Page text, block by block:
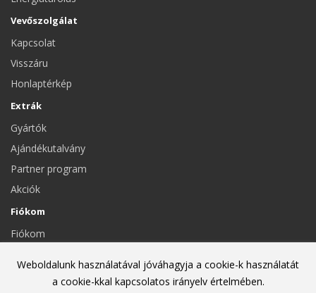
Weboldalunk használatával jóváhagyja a cookie-k használatát
a cookie-kkal kapcsolatos irányelv értelmében.
Vevőszolgálat
Kapcsolat
Visszáru
Honlaptérkép
Extrák
Gyártók
Ajándékutalvány
Partner program
Akciók
Fiókom
Fiókom